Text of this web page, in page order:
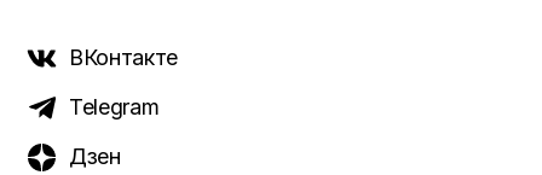
ВКонтакте
Telegram
Дзен